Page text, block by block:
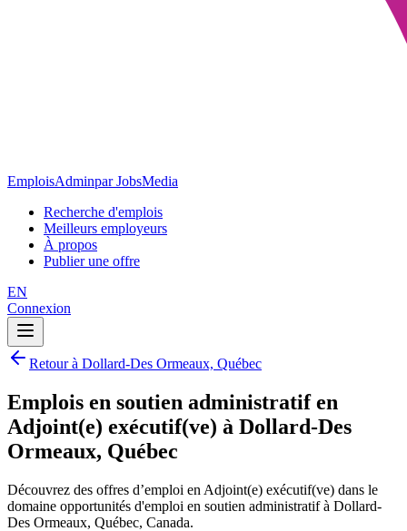
EmploisAdminpar JobsMedia
Recherche d'emplois
Meilleurs employeurs
À propos
Publier une offre
EN
Connexion
Retour à Dollard-Des Ormeaux, Québec
Emplois en soutien administratif en
Adjoint(e) exécutif(ve) à Dollard-Des
Ormeaux, Québec
Découvrez des offres d’emploi en Adjoint(e) exécutif(ve) dans le
domaine opportunités d'emploi en soutien administratif à Dollard-
Des Ormeaux, Québec, Canada.